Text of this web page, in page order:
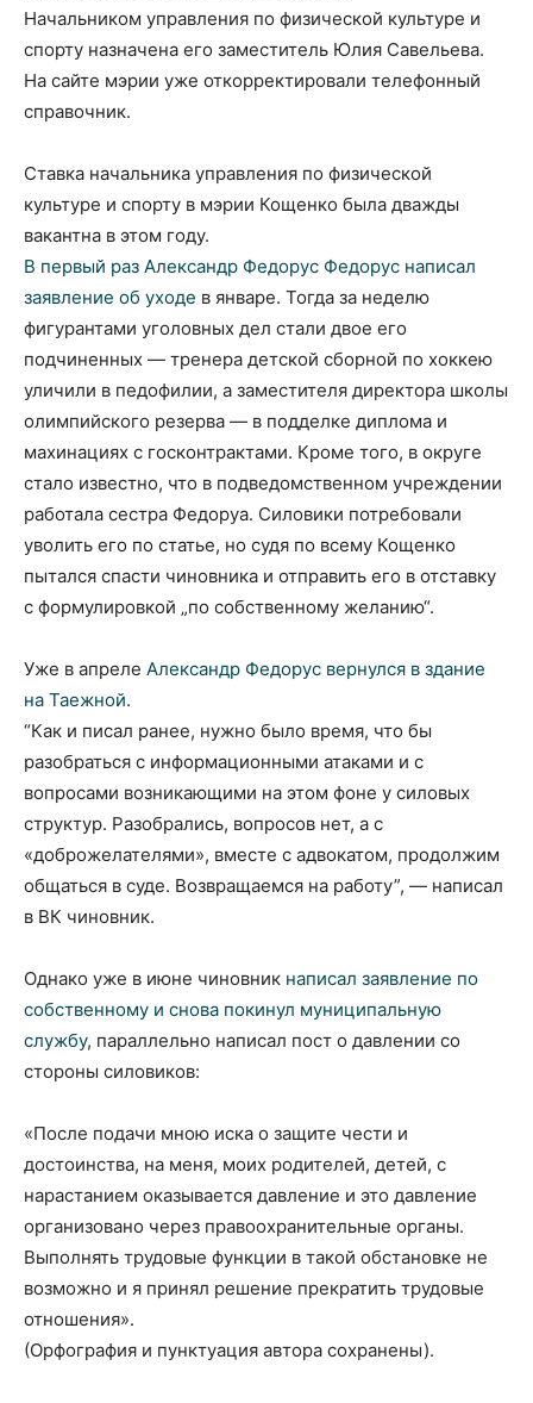
Начальником управления по физической культуре и
спорту назначена его заместитель Юлия Савельева.
На сайте мэрии уже откорректировали телефонный
справочник.
Ставка начальника управления по физической
культуре и спорту в мэрии Кощенко была дважды
вакантна в этом году.
В первый раз Александр Федорус Федорус написал
заявление об уходе в январе. Тогда за неделю
фигурантами уголовных дел стали двое его
подчиненных — тренера детской сборной по хоккею
уличили в педофилии, а заместителя директора школы
олимпийского резерва — в подделке диплома и
махинациях с госконтрактами. Кроме того, в округе
стало известно, что в подведомственном учреждении
работала сестра Федоруа. Силовики потребовали
уволить его по статье, но судя по всему Кощенко
пытался спасти чиновника и отправить его в отставку
с формулировкой „по собственному желанию“.
Уже в апреле Александр Федорус вернулся в здание
на Таежной.
“Как и писал ранее, нужно было время, что бы
разобраться с информационными атаками и с
вопросами возникающими на этом фоне у силовых
структур. Разобрались, вопросов нет, а с
«доброжелателями», вместе с адвокатом, продолжим
общаться в суде. Возвращаемся на работу”, — написал
в ВК чиновник.
Однако уже в июне чиновник написал заявление по
собственному и снова покинул муниципальную
службу, параллельно написал пост о давлении со
стороны силовиков:
«После подачи мною иска о защите чести и
достоинства, на меня, моих родителей, детей, с
нарастанием оказывается давление и это давление
организовано через правоохранительные органы.
Выполнять трудовые функции в такой обстановке не
возможно и я принял решение прекратить трудовые
отношения».
(Орфография и пунктуация автора сохранены).